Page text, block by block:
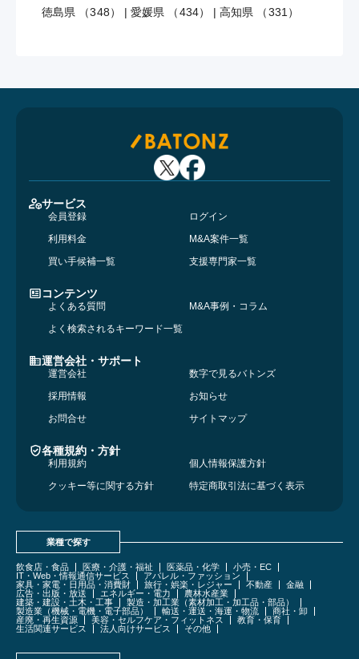
徳島県 （348） |愛媛県 （434） |高知県 （331）
サービス
会員登録
ログイン
利用料金
M&A案件一覧
買い手候補一覧
支援専門家一覧
コンテンツ
よくある質問
M&A事例・コラム
よく検索されるキーワード一覧
運営会社・サポート
運営会社
数字で見るバトンズ
採用情報
お知らせ
お問合せ
サイトマップ
各種規約・方針
利用規約
個人情報保護方針
クッキー等に関する方針
特定商取引法に基づく表示
業種で探す
飲食店・食品 医療・介護・福祉 医薬品・化学
小売・EC
IT・Web・情報通信サービス
アパレル・ファッション
家具・家電・日用品・消費財
旅行・娯楽・レジャー 不動産
金融
広告・出版・放送
エネルギー・電力
農林水産業
建築・建設・土木・工事
製造・加工業（素材加工・加工品・部品）
製造業（機械・電機・電子部品）
輸送・運送・海運・物流
商社・卸
産廃・再生資源
美容・セルフケア・フィットネス
教育・保育
生活関連サービス
法人向けサービス その他